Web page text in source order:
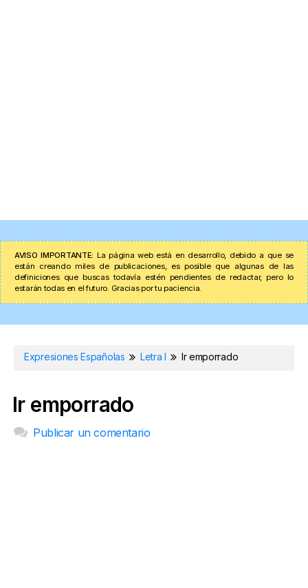
AVISO IMPORTANTE: La página web está en desarrollo, debido a que se
están creando miles de publicaciones, es posible que algunas de las
definiciones que buscas todavía estén pendientes de redactar, pero lo
estarán todas en el futuro. Gracias por tu paciencia.
Expresiones Españolas Letra I Ir emporrado
Ir emporrado
Publicar un comentario